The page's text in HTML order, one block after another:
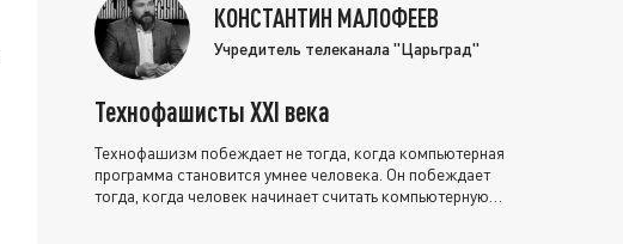
КОНСТАНТИН МАЛОФЕЕВ
Учредитель телеканала "Царьград"
Технофашисты XXI века
Технофашизм побеждает не тогда, когда компьютерная
программа становится умнее человека. Он побеждает
тогда, когда человек начинает считать компьютерную